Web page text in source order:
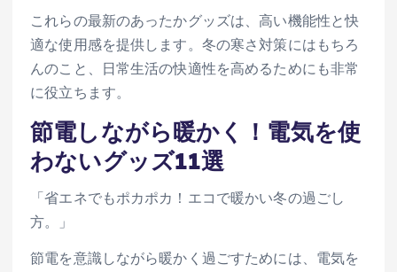
これらの最新のあったかグッズは、高い機能性と快
適な使用感を提供します。冬の寒さ対策にはもちろ
んのこと、日常生活の快適性を高めるためにも非常
に役立ちます。
節電しながら暖かく！電気を使
わないグッズ11選
「省エネでもポカポカ！エコで暖かい冬の過ごし
方。」
節電を意識しながら暖かく過ごすためには、電気を